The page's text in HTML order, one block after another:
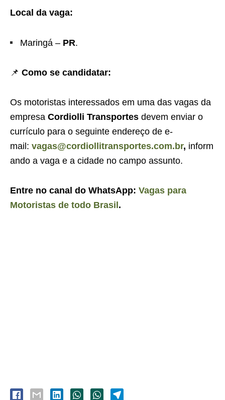
Local da vaga:
Maringá – PR.
📌 Como se candidatar:
Os motoristas interessados em uma das vagas da
empresa Cordiolli Transportes devem enviar o
currículo para o seguinte endereço de e-
mail: vagas@cordiollitransportes.com.br, inform
ando a vaga e a cidade no campo assunto.
Entre no canal do WhatsApp: Vagas para
Motoristas de todo Brasil .